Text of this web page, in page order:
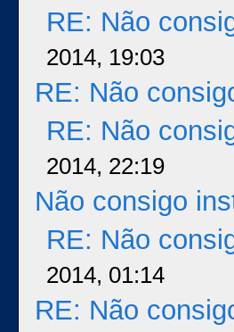
RE: Não
2014, 19:03
RE: Não
RE: Não
2014, 22:19
Não consigo
RE: Não
2014, 01:14
RE: Não